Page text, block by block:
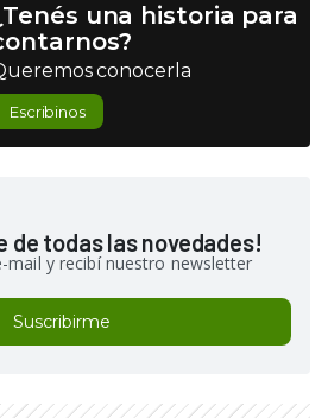
una historia para
conocerla
Escribinos
de todas las novedades!
mail y recibí nuestro newsletter
Suscribirme